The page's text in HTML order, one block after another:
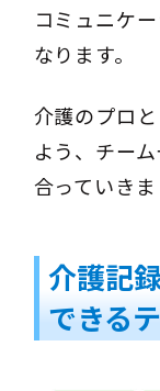
コミュニケ
なります。
介護のプロ
よう、チー
合っていきま
介護記
できる